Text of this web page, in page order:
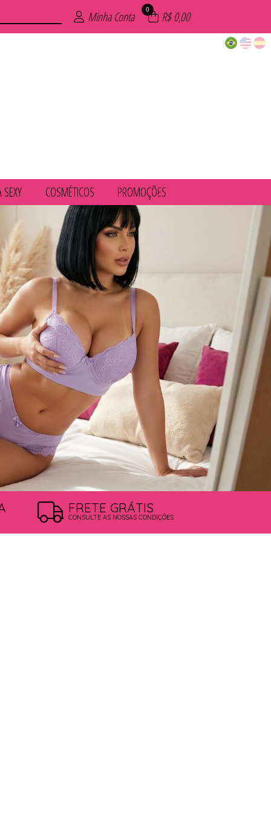
Minha Conta 0 R$ 0,00
SEXY COSMÉTICOS PROMOÇÕES
FRETE GRÁTIS
CONSULTE AS NOSSAS CONDIÇÕES